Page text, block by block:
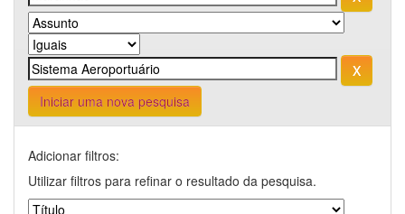
Iniciar uma nova pesquisa
Adicionar filtros:
Utilizar filtros para refinar o resultado da pesquisa.